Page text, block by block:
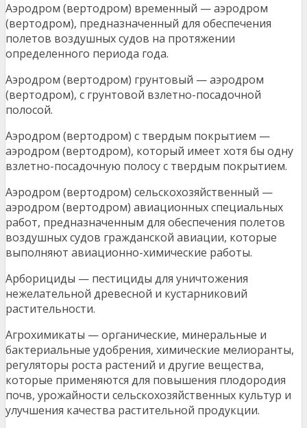
Аэродром (вертодром) временный — аэродром
(вертодром), предназначенный для обеспечения
полетов воздушных судов на протяжении
определенного периода года.
Аэродром (вертодром) грунтовый — аэродром
(вертодром), с грунтовой взлетно-посадочной
полосой.
Аэродром (вертодром) с твердым покрытием —
аэродром (вертодром), который имеет хотя бы одну
взлетно-посадочную полосу с твердым покрытием.
Аэродром (вертодром) сельскохозяйственный —
аэродром (вертодром) авиационных специальных
работ, предназначенным для обеспечения полетов
воздушных судов гражданской авиации, которые
выполняют авиационно-химические работы.
Арборициды — пестициды для уничтожения
нежелательной древесной и кустарниковий
растительности.
Агрохимикаты — органические, минеральные и
бактериальные удобрения, химические мелиоранты,
регуляторы роста растений и другие вещества,
которые применяются для повышения плодородия
почв, урожайности сельскохозяйственных культур и
улучшения качества растительной продукции.